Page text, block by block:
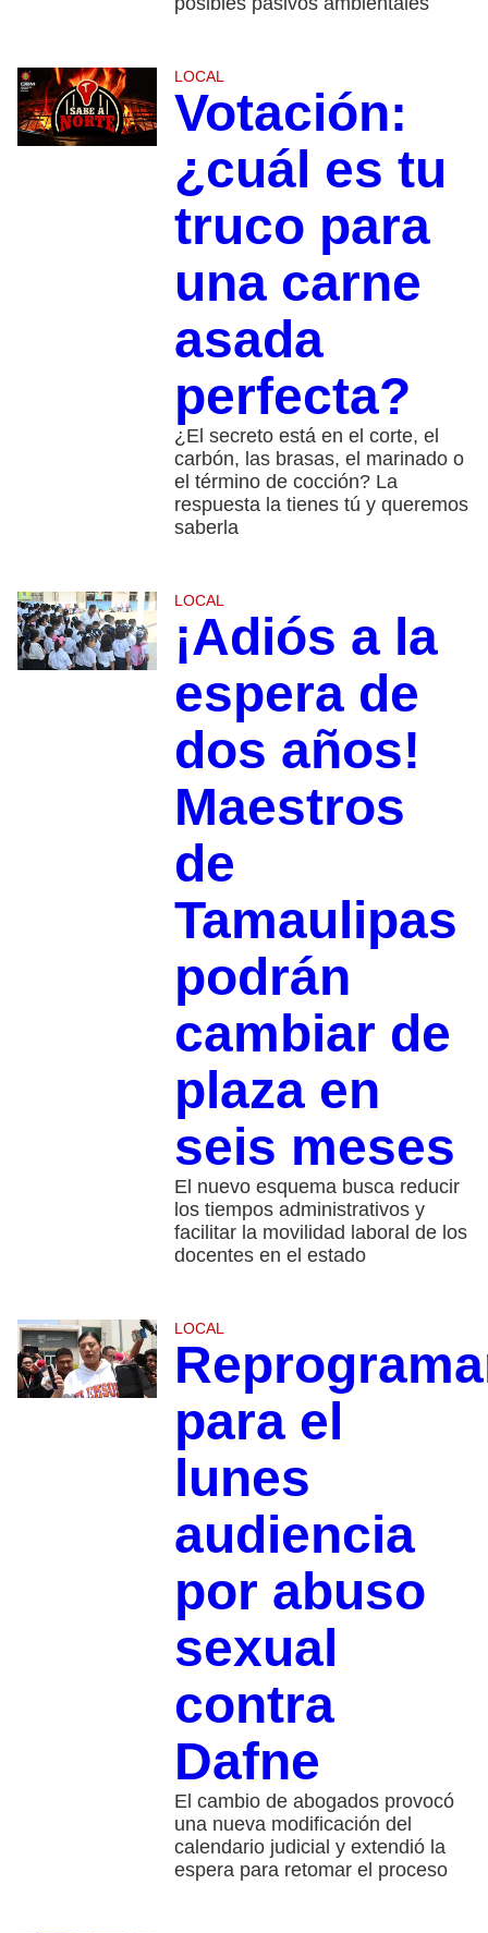
LOCAL
Votación:
¿cuál es tu
truco para
una carne
asada
perfecta?
¿El secreto está en el corte, el
carbón, las brasas, el marinado o
el término de cocción? La
respuesta la tienes tú y queremos
saberla
LOCAL
¡Adiós a la
espera de
dos años!
Maestros
de
Tamaulipas
podrán
cambiar de
plaza en
seis meses
El nuevo esquema busca reducir
los tiempos administrativos y
facilitar la movilidad laboral de los
docentes en el estado
LOCAL
para el
lunes
audiencia
por abuso
sexual
contra
Dafne
El cambio de abogados provocó
una nueva modificación del
calendario judicial y extendió la
espera para retomar el proceso